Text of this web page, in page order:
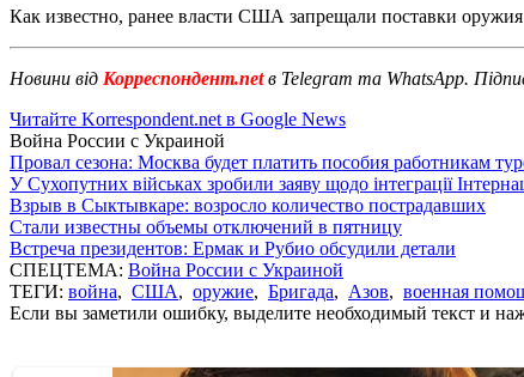
Как известно, ранее власти США запрещали поставки
Новини від Корреспондент.netв Telegram та WhatsApp.
Читайте Korrespondent.net в Google News
Война России с Украиной
Провал сезона: Москва будет платить пособия работникам
У Сухопутних військах зробили заяву щодо інтеграції
Взрыв в Сыктывкаре: возросло количество пострадавших
Стали известны объемы отключений в пятницу
Встреча президентов: Ермак и Рубио обсудили детали
СПЕЦТЕМА: Война России с Украиной
ТЕГИ: война, США, оружие, Бригада, Азов, военная
Если вы заметили ошибку, выделите необходимый текст и